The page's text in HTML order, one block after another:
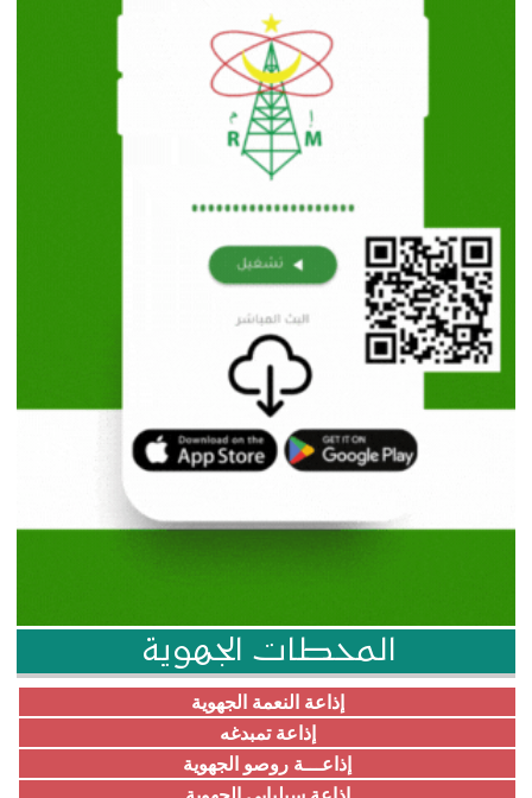
المحطات الجهوية
إذاعة النعمة الجهوية
إذاعة تمبدغه
إذاعـــة روصو الجهوية